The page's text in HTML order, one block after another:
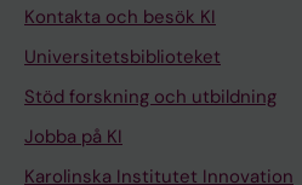
Kontakta och besök KI
Universitetsbiblioteket
Stöd forskning och utbildning
Jobba på KI
Karolinska Institutet Innovation